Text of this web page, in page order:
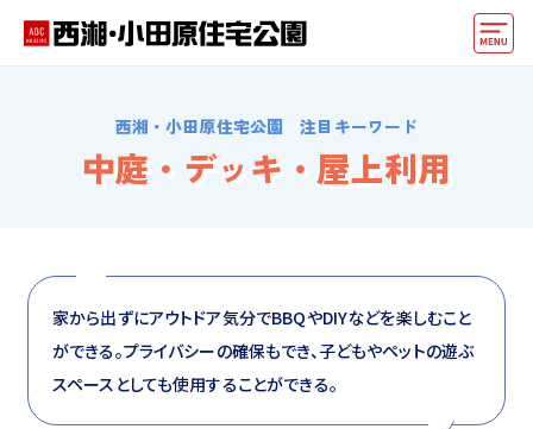
住宅会社・ハウスメーカー
好みからモデルハウスを探す
住まいづくりお役立ち情報
他の展示場
西湘・小田原住宅公園 注目キーワード
中庭・デッキ・屋上利用
家から出ずにアウトドア気分でBBQやDIYなどを楽しむこと
ができる。プライバシーの確保もでき、子どもやペットの遊ぶ
スペースとしても使用することができる。